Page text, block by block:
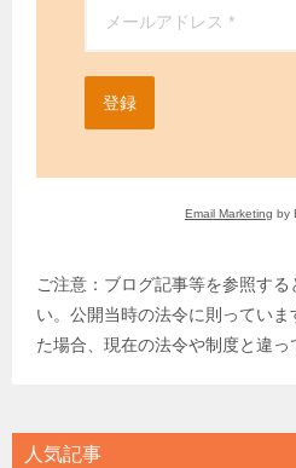
登録
Email Marketing by
ご注意：ブログ記事等を参照す
い。公開当時の法令に則ってい
た場合、現在の法令や制度と違っ
人気記事